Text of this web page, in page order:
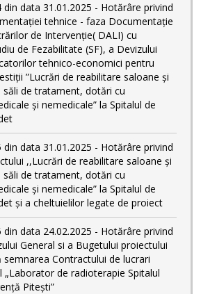
din data 31.01.2025 - Hotărâre privind
tehnice - faza Documentație
de Intervenție( DALI) cu
de Fezabilitate (SF), a Devizului
tehnico-economici pentru
”Lucrări de reabilitare saloane și
săli de tratament, dotări cu
și nemedicale” la Spitalul de
din data 31.01.2025 - Hotărâre privind
,,Lucrări de reabilitare saloane și
săli de tratament, dotări cu
și nemedicale” la Spitalul de
și a cheltuielilor legate de proiect
din data 24.02.2025 - Hotărâre privind
General si a Bugetului proiectului
semnarea Contractului de lucrari
„Laborator de radioterapie Spitalul
Pitești”